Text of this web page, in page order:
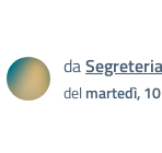
daSegreteria
delmartedì,